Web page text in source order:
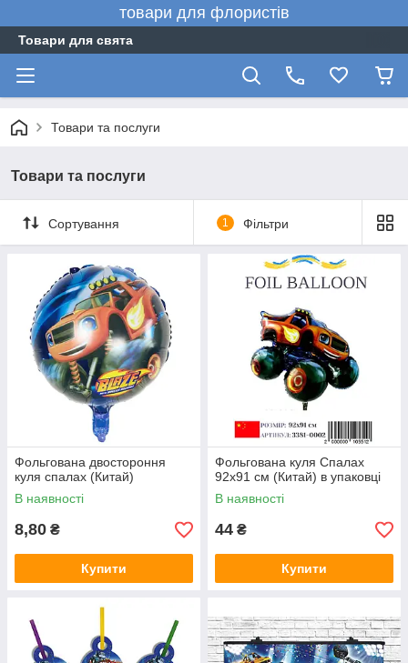
товари для флористів
Товари для свята
Товари та послуги
Товари та послуги
Сортування 1 Фільтри
Фольгована двостороння
куля спалах (Китай)
В наявності
8,80 ₴
Купити
Фольгована куля Спалах
92х91 см (Китай) в упаковці
В наявності
44 ₴
Купити